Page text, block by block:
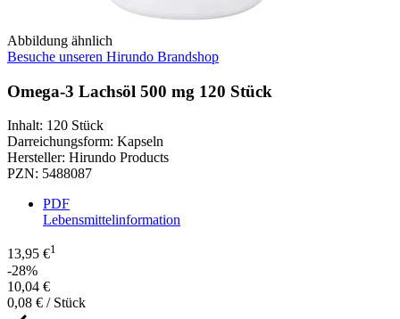
Abbildung ähnlich
Besuche unseren Hirundo Brandshop
Omega-3 Lachsöl 500 mg 120 Stück
Inhalt: 120 Stück
Darreichungsform: Kapseln
Hersteller: Hirundo Products
PZN: 5488087
PDF
Lebensmittelinformation
13,95 €1
-28%
10,04 €
0,08 € / Stück